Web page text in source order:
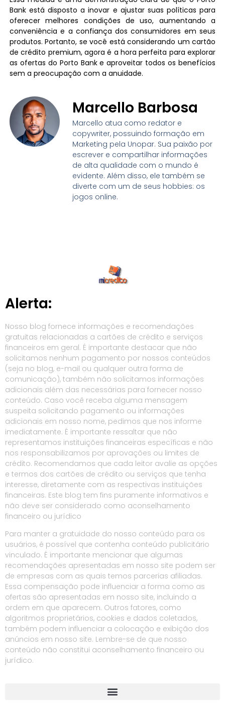
Bank está disposto a inovar e ajustar suas políticas para
oferecer melhores condições de uso, aumentando a
conveniência e a confiança dos consumidores em seus
produtos. Portanto, se você está considerando um cartão
de crédito premium, agora é a hora perfeita para explorar
as ofertas do Porto Bank e aproveitar todos os benefícios
sem a preocupação com a anuidade.
Marcello Barbosa
Marcello atua como redator e
copywriter, possuindo formação em
Marketing pela Unopar. Sua paixão por
escrever e compartilhar informações
de alta qualidade com o mundo é
evidente. Além disso, ele também se
diverte com um de seus hobbies: os
jogos online.
Alerta:
Nosso blog fornece informações e recomendações
gratuitas relacionadas a cartões de crédito e serviços
financeiros em geral. É importante destacar que não
solicitamos nenhum pagamento por nossos conteúdos
(seja no blog, e-mail ou qualquer outra forma de
comunicação), também não solicitamos informações
adicionais além das necessárias para fornecer nosso
conteúdo. Caso você receba alguma mensagem
suspeita solicitando pagamento ou informações
adicionais em nosso nome, pedimos que nos informe
imediatamente. É importante ressaltar que não
representamos instituições financeiras específicas e não
nos responsabilizamos por aprovações ou limites de
crédito. Recomendamos que cada leitor avalie as opções
e termos dos cartões de crédito ou serviços que tenha
interesse, diretamente com as respectivas instituições
financeiras. Este blog tem fins puramente informativos e
não deve ser considerado como aconselhamento
financeiro ou jurídico
Para manter a gratuidade do nosso conteúdo para os
usuários, é possível que contenha conteúdo publicitário
vinculado. É importante mencionar que algumas
recomendações apresentadas em nosso site podem ser
de empresas com as quais temos parcerias afiliadas.
Essa compensação pode influenciar a forma como as
ofertas são apresentadas em nosso site, incluindo a
ordem em que aparecem. Outros fatores, como
algoritmos proprietários, cookies e dados coletados,
também podem influenciar a colocação e exibição dos
anúncios em nosso site. Lembre-se de que nosso
conteúdo não constitui aconselhamento financeiro ou
jurídico.